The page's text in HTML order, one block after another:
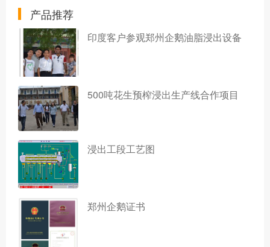
产品推荐
印度客户参观郑州企鹅油脂浸出设备
500吨花生预榨浸出生产线合作项目
浸出工段工艺图
郑州企鹅证书